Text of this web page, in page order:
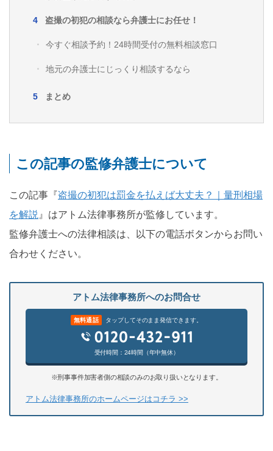
盗撮の初犯の相談なら弁護士にお任せ！
今すぐ相談予約！24時間受付の無料相談窓口
地元の弁護士にじっくり相談するなら
まとめ
この記事の監修弁護士について
この記事『 盗撮の初犯は罰金を払えば大丈夫？｜量刑相場
を解説』はアトム法律事務所が監修しています。
監修弁護士への法律相談は、以下の電話ボタンからお問い
合わせください。
アトム法律事務所へのお問合せ
無料通話 タップしてそのまま発信できます。
受付時間：24時間（年中無休）
※刑事事件加害者側の相談のみのお取り扱いとなります。
アトム法律事務所のホームページはコチラ >>